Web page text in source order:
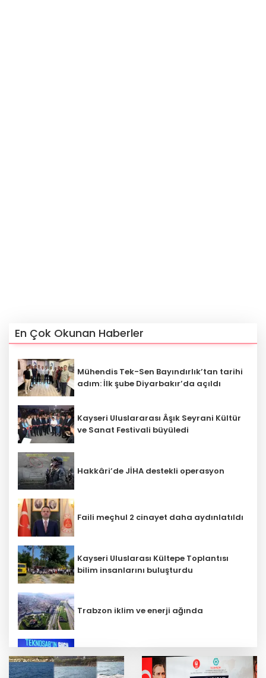
En Çok Okunan Haberler
Mühendis Tek-Sen Bayındırlık’tan tarihi
adım: İlk şube Diyarbakır’da açıldı
Kayseri Uluslararası Âşık Seyrani Kültür
ve Sanat Festivali büyüledi
Hakkâri’de JİHA destekli operasyon
Faili meçhul 2 cinayet daha aydınlatıldı
Kayseri Uluslarası Kültepe Toplantısı
bilim insanlarını buluşturdu
Trabzon iklim ve enerji ağında
önde! Dev lansmanda neler oldu?